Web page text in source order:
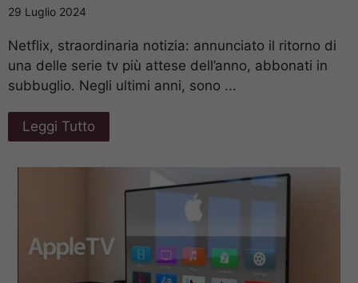
29 Luglio 2024
Netflix, straordinaria notizia: annunciato il ritorno di
una delle serie tv più attese dell’anno, abbonati in
subbuglio. Negli ultimi anni, sono ...
Leggi Tutto